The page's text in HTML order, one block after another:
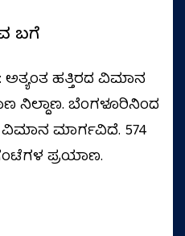
ಬಗೆ
ಹತ್ತಿರದ ವಿಮಾನ
ನಿಲ್ದಾಣ. ಬೆಂಗಳೂರಿನಿಂದ
ವಿಮಾನ ಮಾರ್ಗವಿದೆ. 574
ಪ್ರಯಾಣ.